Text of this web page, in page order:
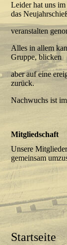
Leider hat uns
das
veranstalten
Alles in allem
Gruppe, blicken
aber auf eine
zurück.
Nachwuchs ist
Mitgliedschaft
Unsere
gemeinsam
Startseite